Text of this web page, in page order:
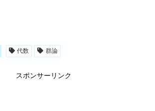
代数 群論
スポンサーリンク